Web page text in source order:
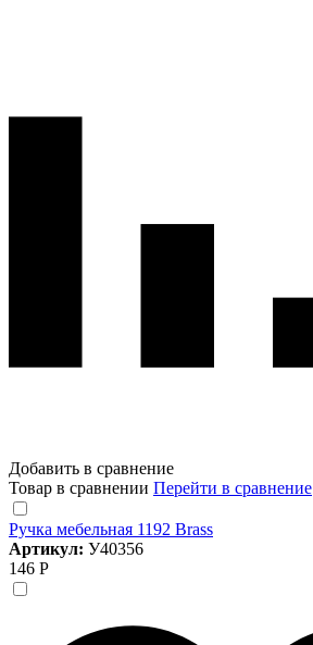
Добавить в сравнение
Товар в сравнении Перейти в сравнение
Ручка мебельная 1192 Brass
Артикул: У40356
146 Р